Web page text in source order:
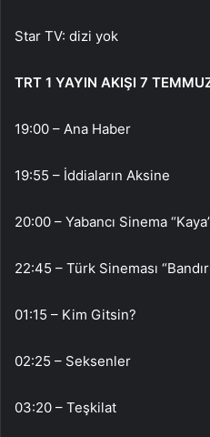
Star TV: dizi yok
TRT 1 YAYIN AKIŞI 7
19:00 – Ana Haber
19:55 – İddiaların Aksine
20:00 – Yabancı Sinema
22:45 – Türk Sineması
01:15 – Kim Gitsin?
02:25 – Seksenler
03:20 – Teşkilat